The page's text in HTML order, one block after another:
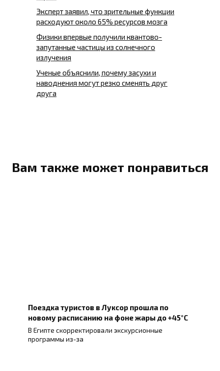
Эксперт заявил, что зрительные функции
расходуют около 65% ресурсов мозга
Физики впервые получили квантово-
запутанные частицы из солнечного
излучения
Ученые объяснили, почему засухи и
наводнения могут резко сменять друг
друга
Вам также может понравиться
Поездка туристов в Луксор прошла по
новому расписанию на фоне жары до +45°C
В Египте скорректировали экскурсионные
программы из-за